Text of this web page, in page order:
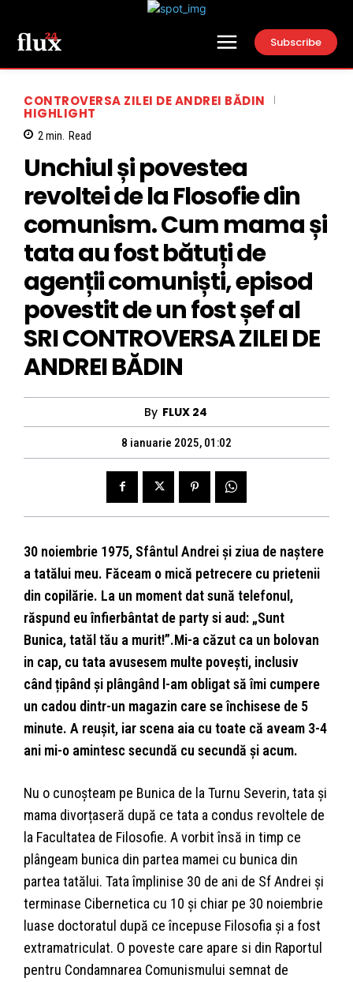
Subscribe
CONTROVERSA ZILEI DE ANDREI BĂDIN
HIGHLIGHT
2 min. Read
Unchiul și povestea
revoltei de la Flosofie din
comunism. Cum mama și
tata au fost bătuți de
agenții comuniști, episod
povestit de un fost șef al
SRI CONTROVERSA ZILEI DE
ANDREI BĂDIN
By FLUX 24
8 ianuarie 2025, 01:02
30 noiembrie 1975, Sfântul Andrei și ziua de naștere
a tatălui meu. Făceam o mică petrecere cu prietenii
din copilărie. La un moment dat sună telefonul,
răspund eu înfierbântat de party si aud: „Sunt
Bunica, tatăl tău a murit!”.Mi-a căzut ca un bolovan
in cap, cu tata avusesem multe povești, inclusiv
când țipând și plângând l-am obligat să îmi cumpere
un cadou dintr-un magazin care se închisese de 5
minute. A reușit, iar scena aia cu toate că aveam 3-4
ani mi-o amintesc secundă cu secundă și acum.
Nu o cunoșteam pe Bunica de la Turnu Severin, tata și
mama divorțaseră după ce tata a condus revoltele de
la Facultatea de Filosofie. A vorbit însă in timp ce
plângeam bunica din partea mamei cu bunica din
partea tatălui. Tata împlinise 30 de ani de Sf Andrei și
terminase Cibernetica cu 10 și chiar pe 30 noiembrie
luase doctoratul după ce începuse Filosofia și a fost
extramatriculat. O poveste care apare si din Raportul
pentru Condamnarea Comunismului semnat de